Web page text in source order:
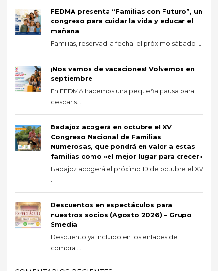
FEDMA presenta “Familias con Futuro”, un
congreso para cuidar la vida y educar el
mañana
Familias, reservad la fecha: el próximo sábado ...
¡Nos vamos de vacaciones! Volvemos en
septiembre
En FEDMA hacemos una pequeña pausa para
descans...
Badajoz acogerá en octubre el XV
Congreso Nacional de Familias
Numerosas, que pondrá en valor a estas
familias como «el mejor lugar para crecer»
Badajoz acogerá el próximo 10 de octubre el XV
Descuentos en espectáculos para
nuestros socios (Agosto 2026) – Grupo
Smedia
Descuento ya incluido en los enlaces de
compra ...